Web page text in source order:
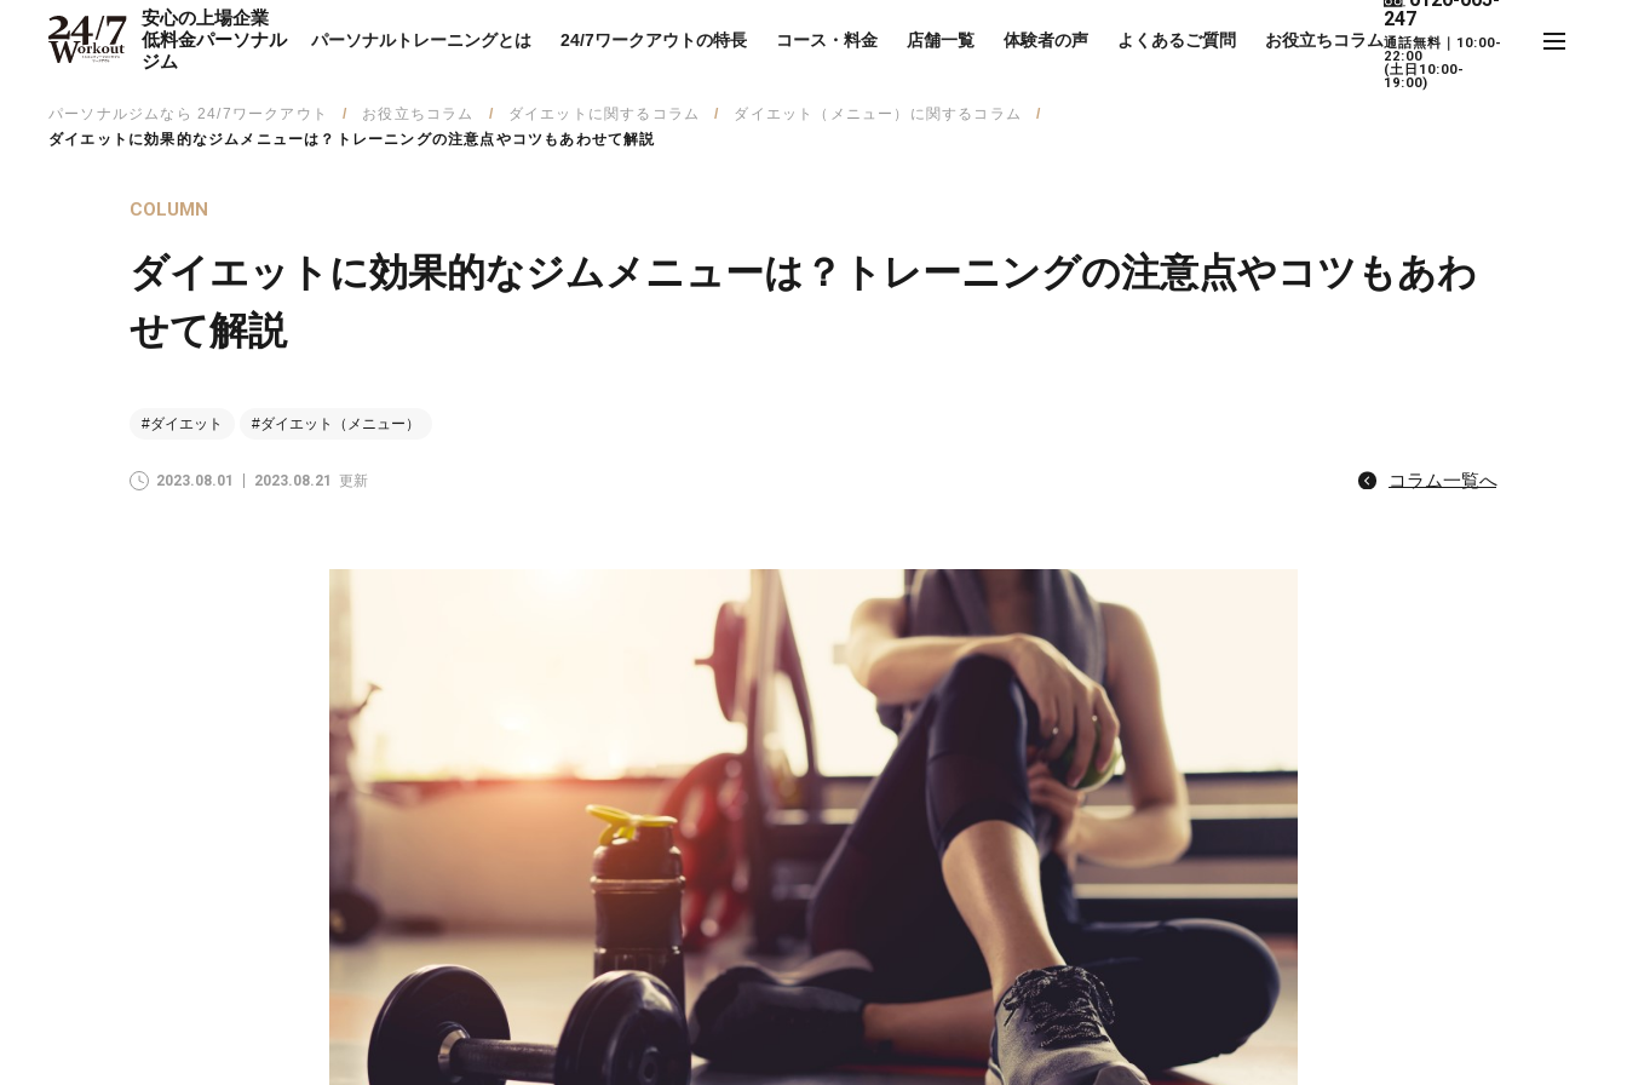
安心の上場企業
低料金パーソナル
ジム
パーソナルトレーニングとは 24/7ワークアウトの特長 コース・料金 店舗一覧 体験者の声 よくあるご質問 お役立ちコラム
247
通話無料｜10:00-
22:00
(土日10:00-
19:00)
パーソナルジムなら 24/7ワークアウト お役立ちコラム ダイエットに関するコラム
ダイエット（メニュー）に関するコラム
ダイエットに効果的なジムメニューは？トレーニングの注意点やコツもあわせて解説
COLUMN
ダイエットに効果的なジムメニューは？トレーニングの注意点やコツもあわ
せて解説
#ダイエット #ダイエット（メニュー）
2023.08.01 2023.08.21 更新 コラム一覧へ